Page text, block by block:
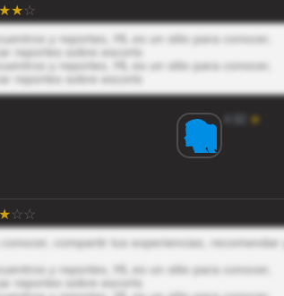
y reportes, HL es un sitio para conocer,
reportes sobre escorts
y reportes, HL es un sitio para conocer,
reportes sobre escorts
★
compartir tus experiencias, recomendar y
y reportes, HL es un sitio para conocer,
reportes sobre escorts